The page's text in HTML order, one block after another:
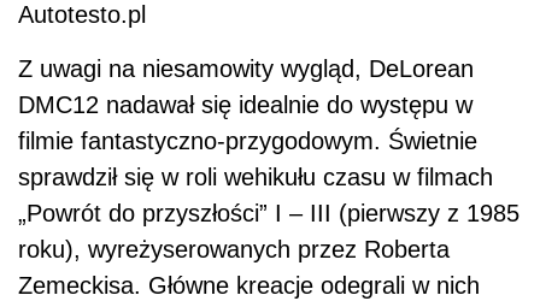
Autotesto.pl
Z uwagi na niesamowity wygląd, DeLorean
DMC12 nadawał się idealnie do występu w
filmie fantastyczno-przygodowym. Świetnie
sprawdził się w roli wehikułu czasu w filmach
„Powrót do przyszłości” I – III (pierwszy z 1985
roku), wyreżyserowanych przez Roberta
Zemeckisa. Główne kreacje odegrali w nich